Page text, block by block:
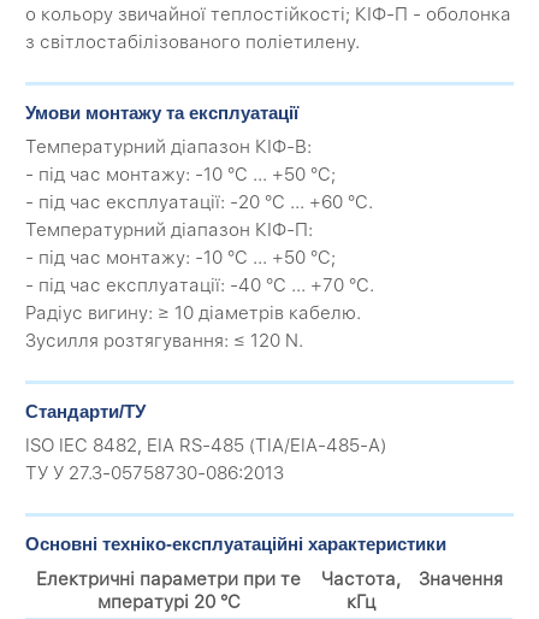
о кольору звичайної теплостійкості; КІФ-П - оболонка
з світлостабілізованого поліетилену.
Умови монтажу та експлуатації
Температурний діапазон КІФ-В:
- під час монтажу: -10 °C ... +50 °C;
- під час експлуатації: -20 °C ... +60 °C.
Температурний діапазон КІФ-П:
- під час монтажу: -10 °C ... +50 °C;
- під час експлуатації: -40 °C ... +70 °C.
Радіус вигину: ≥ 10 діаметрів кабелю.
Зусилля розтягування: ≤ 120 N.
Стандарти/ТУ
ISO IEC 8482, EIA RS-485 (ТIA/EIA-485-A)
ТУ У 27.3-05758730-086:2013
Основні техніко-експлуатаційні характеристики
Електричні параметри при те
мпературі 20 °C
Частота,
кГц
Значення